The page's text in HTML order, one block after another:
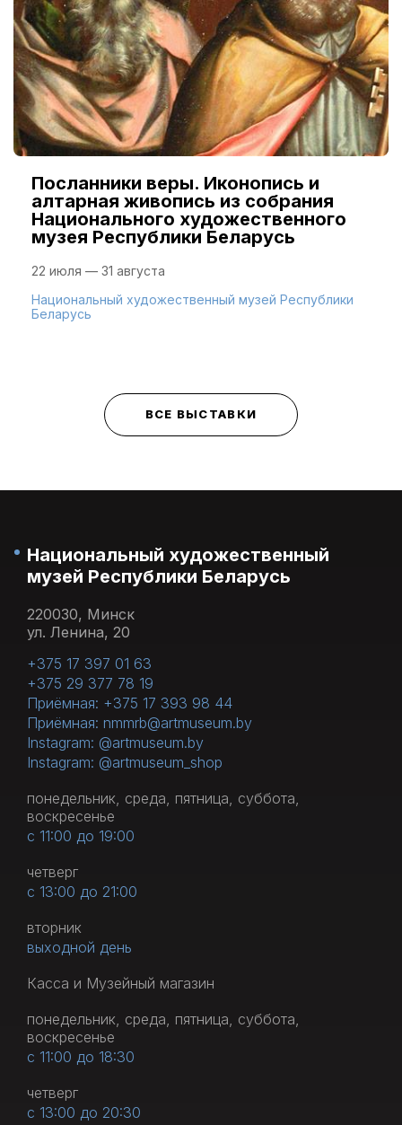
Посланники веры. Иконопись и
алтарная живопись из собрания
Национального художественного
музея Республики Беларусь
22 июля — 31 августа
Национальный художественный музей Республики
Беларусь
ВСЕ ВЫСТАВКИ
Национальный художественный
музей Республики Беларусь
220030, Минск
ул. Ленина, 20
+375 17 397 01 63
+375 29 377 78 19
Приёмная: +375 17 393 98 44
Приёмная: nmmrb@artmuseum.by
Instagram: @artmuseum.by
Instagram: @artmuseum_shop
понедельник, среда, пятница, суббота,
воскресенье
с 11:00 до 19:00
четверг
с 13:00 до 21:00
вторник
выходной день
Касса и Музейный магазин
понедельник, среда, пятница, суббота,
воскресенье
с 11:00 до 18:30
четверг
с 13:00 до 20:30